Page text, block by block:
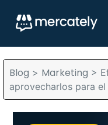
Blog > Marketing >
aprovecharlos para